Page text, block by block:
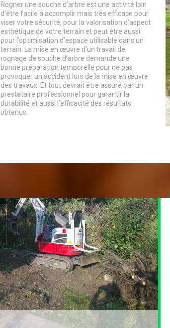
Rogner une souche d’arbre est une activité loin
d’être facile à accomplir mais très efficace pour
viser votre sécurité, pour la valorisation d’aspect
esthétique de votre terrain et peut être aussi
pour l’optimisation d’espace utilisable dans un
terrain. La mise en œuvre d’un travail de
rognage de souche d’arbre demande une
bonne préparation temporelle pour ne pas
provoquer un accident lors de la mise en œuvre
des travaux. Et tout devrait être assuré par un
prestataire professionnel pour garantir la
durabilité et aussi l’efficacité des résultats
obtenus.